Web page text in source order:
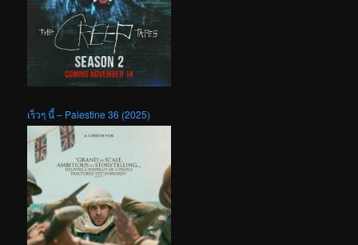
เร็วๆ นี้ – Palestine 36 (2025)